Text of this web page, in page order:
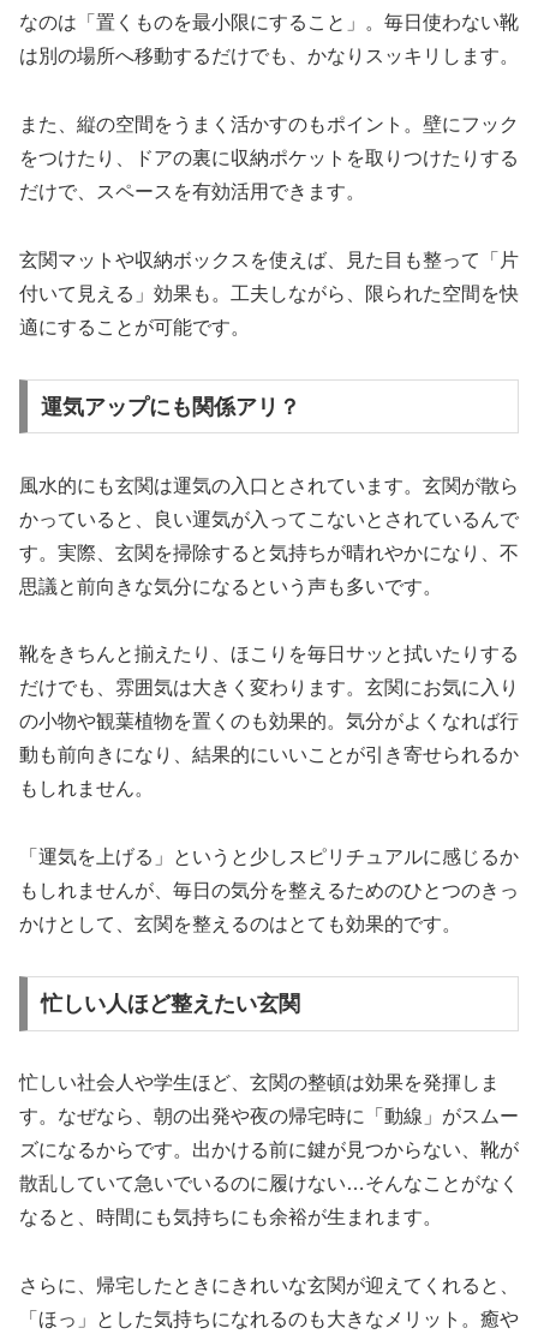
なのは「置くものを最小限にすること」。毎日使わない靴
は別の場所へ移動するだけでも、かなりスッキリします。
また、縦の空間をうまく活かすのもポイント。壁にフック
をつけたり、ドアの裏に収納ポケットを取りつけたりする
だけで、スペースを有効活用できます。
玄関マットや収納ボックスを使えば、見た目も整って「片
付いて見える」効果も。工夫しながら、限られた空間を快
適にすることが可能です。
運気アップにも関係アリ？
風水的にも玄関は運気の入口とされています。玄関が散ら
かっていると、良い運気が入ってこないとされているんで
す。実際、玄関を掃除すると気持ちが晴れやかになり、不
思議と前向きな気分になるという声も多いです。
靴をきちんと揃えたり、ほこりを毎日サッと拭いたりする
だけでも、雰囲気は大きく変わります。玄関にお気に入り
の小物や観葉植物を置くのも効果的。気分がよくなれば行
動も前向きになり、結果的にいいことが引き寄せられるか
もしれません。
「運気を上げる」というと少しスピリチュアルに感じるか
もしれませんが、毎日の気分を整えるためのひとつのきっ
かけとして、玄関を整えるのはとても効果的です。
忙しい人ほど整えたい玄関
忙しい社会人や学生ほど、玄関の整頓は効果を発揮しま
す。なぜなら、朝の出発や夜の帰宅時に「動線」がスムー
ズになるからです。出かける前に鍵が見つからない、靴が
散乱していて急いでいるのに履けない…そんなことがなく
なると、時間にも気持ちにも余裕が生まれます。
さらに、帰宅したときにきれいな玄関が迎えてくれると、
「ほっ」とした気持ちになれるのも大きなメリット。癒や